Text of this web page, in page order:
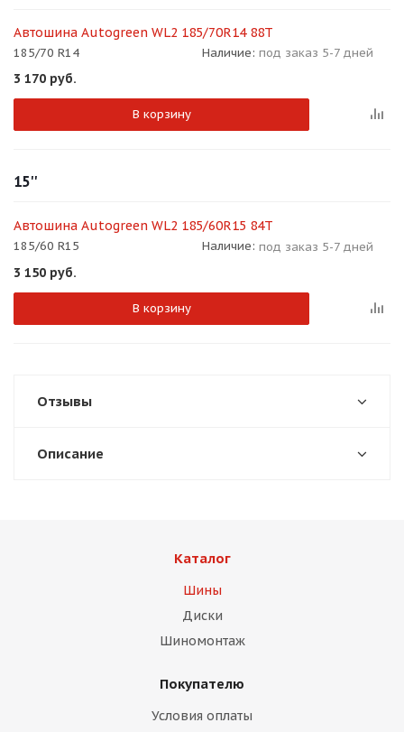
Автошина Autogreen WL2 185/70R14 88T
185/70 R14 Наличие: под заказ 5-7 дней
3 170 руб.
В корзину
15''
Автошина Autogreen WL2 185/60R15 84T
185/60 R15 Наличие: под заказ 5-7 дней
3 150 руб.
В корзину
Отзывы
Описание
Каталог
Шины
Диски
Шиномонтаж
Покупателю
Условия оплаты